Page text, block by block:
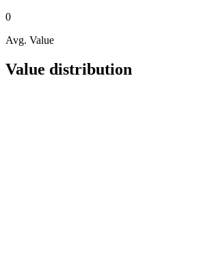
0
Avg. Value
Value distribution